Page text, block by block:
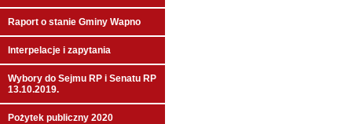
Raport o stanie Gminy Wapno
Interpelacje i zapytania
Wybory do Sejmu RP i Senatu RP
13.10.2019.
Pożytek publiczny 2020